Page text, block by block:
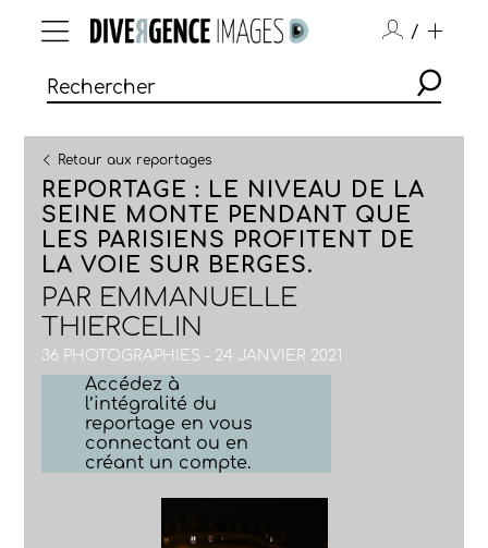
/
Retour aux reportages
REPORTAGE : LE NIVEAU DE LA
SEINE MONTE PENDANT QUE
LES PARISIENS PROFITENT DE
LA VOIE SUR BERGES.
PAR EMMANUELLE
THIERCELIN
36 PHOTOGRAPHIES - 24 JANVIER 2021
Accédez à
l’intégralité du
reportage en vous
connectant ou en
créant un compte.